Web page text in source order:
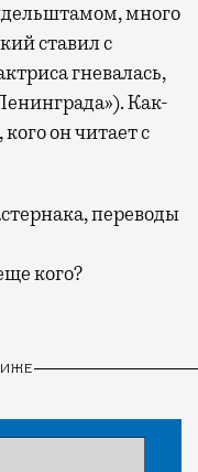
много
ставил с
гневалась,
Как-
он читает с
переводы
кого?